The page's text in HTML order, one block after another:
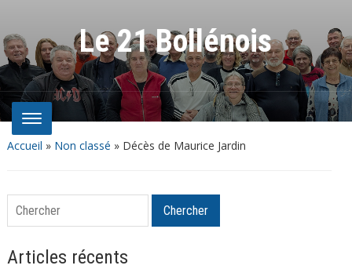
Le 21 Bollénois
Accueil » Non classé » Décès de Maurice Jardin
Chercher Chercher
Articles récents